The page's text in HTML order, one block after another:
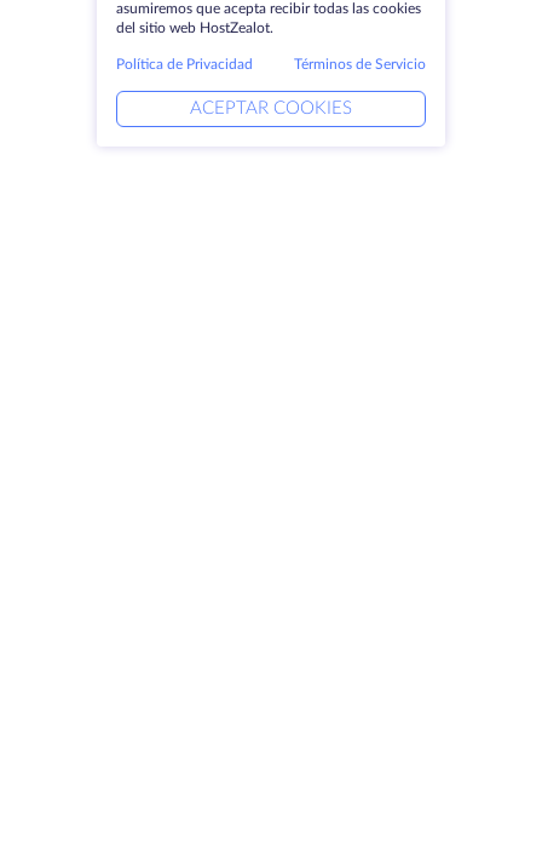
asumiremos que acepta recibir todas las cookies
del sitio web HostZealot.
Política de Privacidad Términos de Servicio
ACEPTAR COOKIES